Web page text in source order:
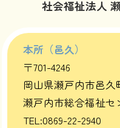
社会福祉法人
本所（邑久）
〒701-4246
岡山県瀬戸内市邑久
瀬戸内市総合福祉セ
TEL:0869-22-2940